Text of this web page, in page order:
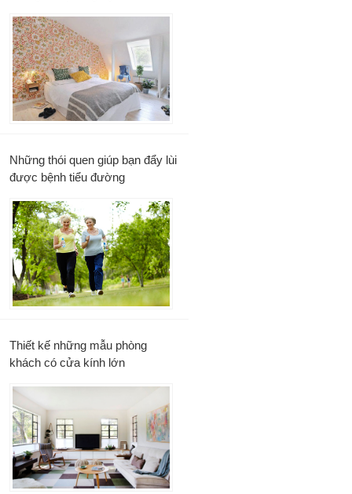
Những thói quen giúp bạn đẩy lùi
được bệnh tiểu đường
Thiết kế những mẫu phòng
khách có cửa kính lớn